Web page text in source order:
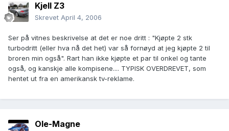
Kjell Z3
Skrevet April 4, 2006
Ser på vitnes beskrivelse at det er noe dritt : "Kjøpte 2 stk
turbodritt (eller hva nå det het) var så fornøyd at jeg kjøpte 2 til
broren min også". Rart han ikke kjøpte et par til onkel og tante
også, og kanskje alle kompisene.... TYPISK OVERDREVET, som
hentet ut fra en amerikansk tv-reklame.
Ole-Magne